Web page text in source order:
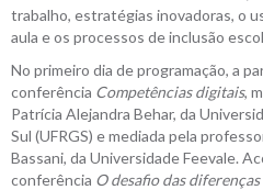
trabalho, estratégias inovadoras, o
aula e os processos de inclusão
No primeiro dia de programação, a
conferência Competências digitais,
Patrícia Alejandra Behar, da
Sul (UFRGS) e mediada pela
Bassani, da Universidade Feevale.
conferência O desafio das diferenças